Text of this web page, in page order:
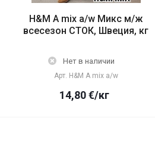
H&M A mix a/w Микс м/ж
всесезон СТОК, Швеция, кг
Нет в наличии
Арт. H&M A mix a/w
14,80€/кг